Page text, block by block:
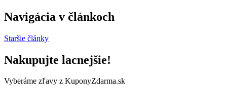
Navigácia v článkoch
Staršie články
Nakupujte lacnejšie!
Vyberáme zľavy z KuponyZdarma.sk